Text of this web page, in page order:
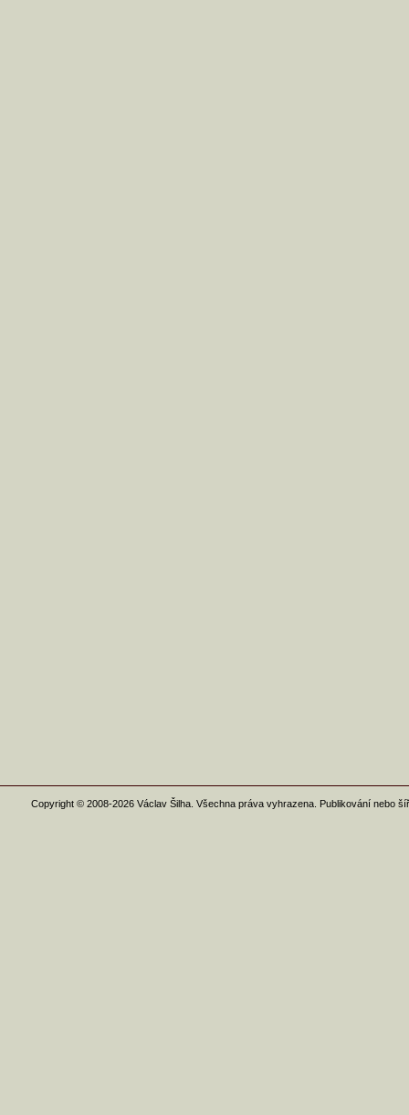
Copyright © 2008-2026 Václav Šilha. Všechna práva vyhrazena. Publikování nebo